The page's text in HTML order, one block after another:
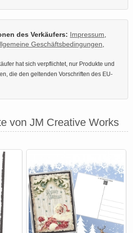
des Verkäufers: Impressum
Geschäftsbedingungen
hat sich verpflichtet, nur Produkte und
die den geltenden Vorschriften des EU-
von JM Creative Works